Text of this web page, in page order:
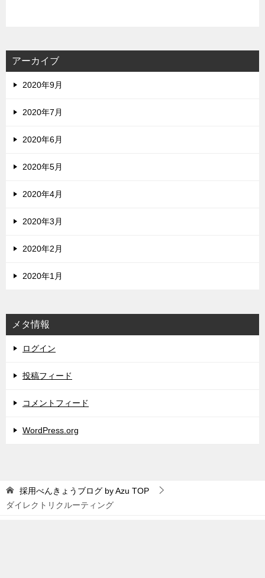
アーカイブ
2020年9月
2020年7月
2020年6月
2020年5月
2020年4月
2020年3月
2020年2月
2020年1月
メタ情報
ログイン
投稿フィード
コメントフィード
WordPress.org
採用べんきょうブログ by Azu TOP
ダイレクトリクルーティング